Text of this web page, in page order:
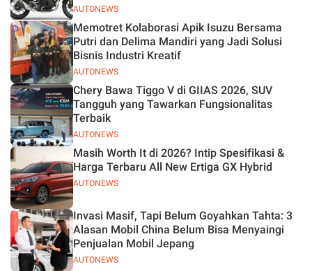
AUTONEWS
AUTONEWS
Memotret Kolaborasi Apik Isuzu Bersama
Putri dan Delima Mandiri yang Jadi Solusi
Bisnis Industri Kreatif
AUTONEWS
Chery Bawa Tiggo V di GIIAS 2026, SUV
Tangguh yang Tawarkan Fungsionalitas
Terbaik
AUTONEWS
Masih Worth It di 2026? Intip Spesifikasi &
Harga Terbaru All New Ertiga GX Hybrid
AUTONEWS
Invasi Masif, Tapi Belum Goyahkan Tahta: 3
Alasan Mobil China Belum Bisa Menyaingi
Penjualan Mobil Jepang